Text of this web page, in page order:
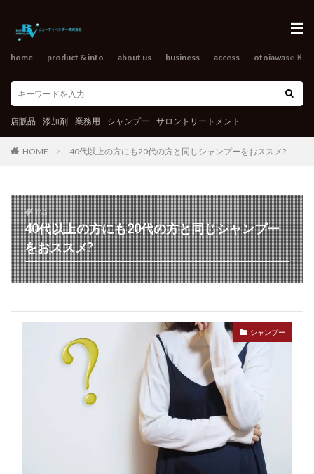
home product & info about us business access otoiawase
店販品 添加剤 業務用 シャンプー サロントリートメント
HOME 40代以上の方にも20代の方と同じシャンプーをおススメ?
TAG
40代以上の方にも20代の方と同じシャンプー
をおススメ?
シャンプー